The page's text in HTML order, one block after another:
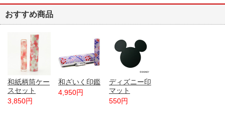
おすすめ商品
和紙柄筒ケー
スセット
3,850円
和ざいく印鑑
4,950円
ディズニー印
マット
550円